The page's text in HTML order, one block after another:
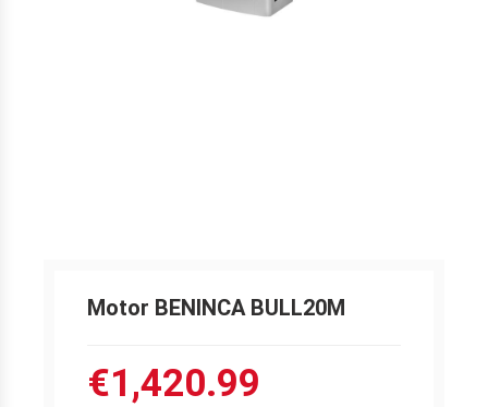
Motor BENINCA BULL20M
€1,420.99